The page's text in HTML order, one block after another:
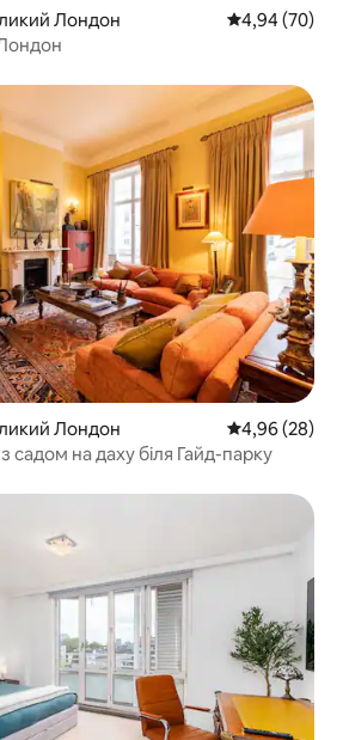
Лондон Середня
4,94 (70)
Лондон Середня
4,96 (28)
садом на даху біля Гайд-парку